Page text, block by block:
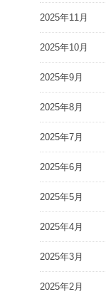
2025年11月
2025年10月
2025年9月
2025年8月
2025年7月
2025年6月
2025年5月
2025年4月
2025年3月
2025年2月